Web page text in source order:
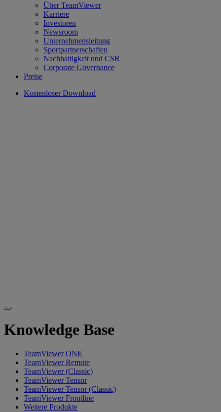
Über TeamViewer
Karriere
Investoren
Newsroom
Unternehmensleitung
Sportpartnerschaften
Nachhaltigkeit und CSR
Corporate Governance
Preise
Kostenloser Download
Knowledge Base
TeamViewer ONE
TeamViewer Remote
TeamViewer (Classic)
TeamViewer Tensor
TeamViewer Tensor (Classic)
TeamViewer Frontline
Weitere Produkte